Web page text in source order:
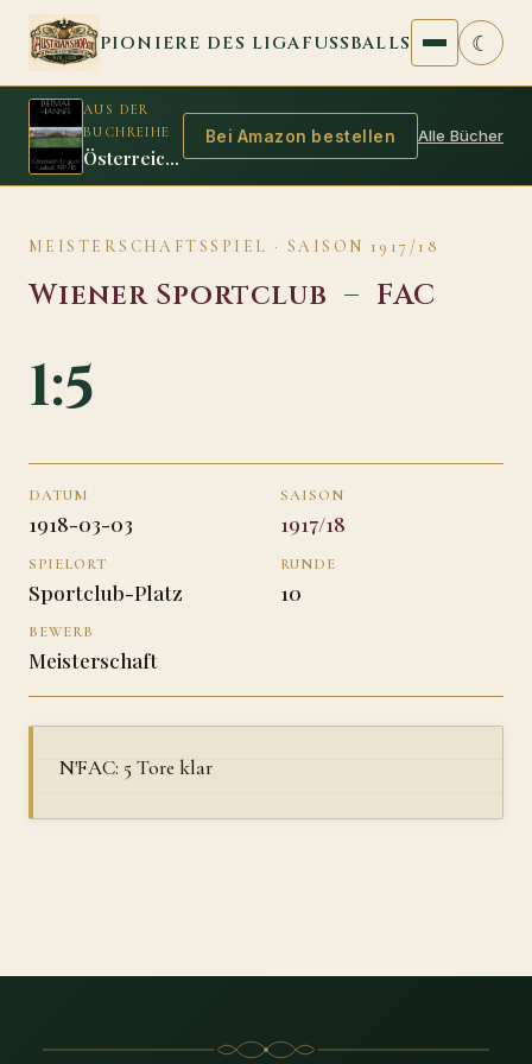
Zum Inhalt springen
PIONIERE DES LIGAFUSSBALLS ☾
AUS DER
BUCHREIHE
Österreich Ungarn Fussball 1917/18
Bei Amazon bestellen Alle Bücher
MEISTERSCHAFTSSPIEL · SAISON 1917/18
Wiener Sportclub – FAC
1:5
DATUM
1918-03-03
SAISON
1917/18
SPIELORT
Sportclub-Platz
RUNDE
10
BEWERB
Meisterschaft
N'FAC: 5 Tore klar